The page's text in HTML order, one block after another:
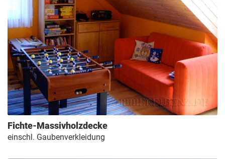
Fichte-Massivholzdecke
einschl. Gaubenverkleidung